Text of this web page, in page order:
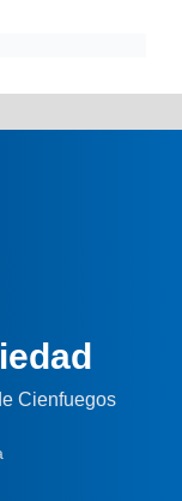
Cienfuegos